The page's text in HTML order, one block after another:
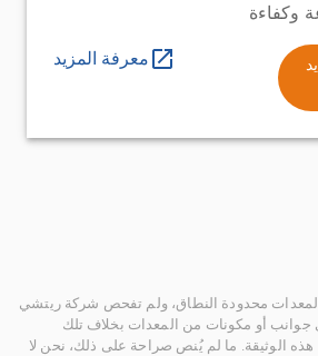
وكفاءة
معرفة المزيد
المعدات محدودة النطاق، ولم تفحص شركة ريتشي
جوانب أو مكونات من المعدات بخلاف تلك
الوثيقة. ما لم يُنص صراحة على ذلك، نحن لا